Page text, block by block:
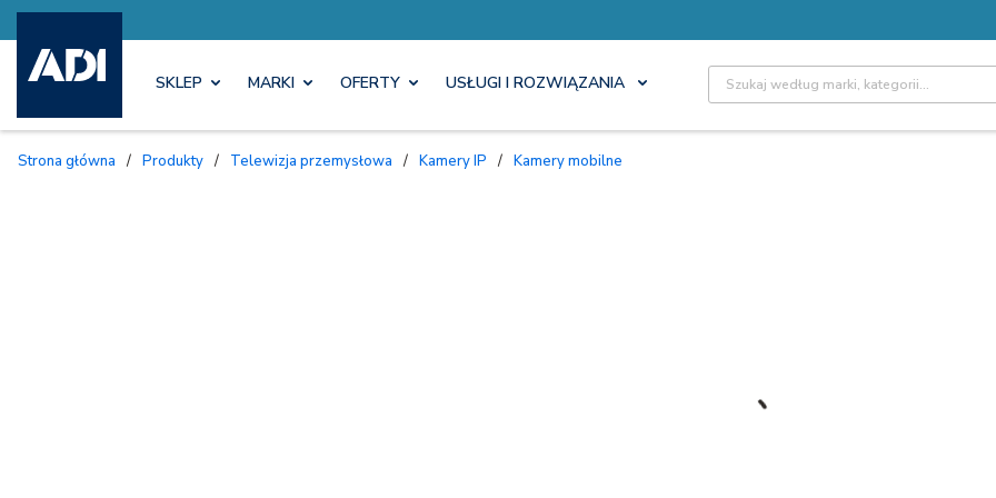
SKLEP MARKI OFERTY USŁUGI I ROZWIĄZANIA Site Search
Strona główna / Produkty / Telewizja przemysłowa / Kamery IP / Kamery mobilne